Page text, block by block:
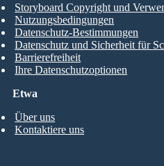
Etwa
Über uns
Kontaktiere uns
Storyboard Copyright und
Nutzungsbedingungen
Datenschutz-Bestimmungen
Datenschutz und Sicherheit für
Barrierefreiheit
Ihre Datenschutzoptionen